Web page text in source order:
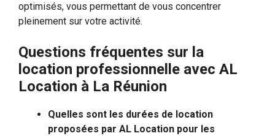
optimisés, vous permettant de vous concentrer
pleinement sur votre activité.
Questions fréquentes sur la
location professionnelle avec AL
Location à La Réunion
Quelles sont les durées de location
proposées par AL Location pour les